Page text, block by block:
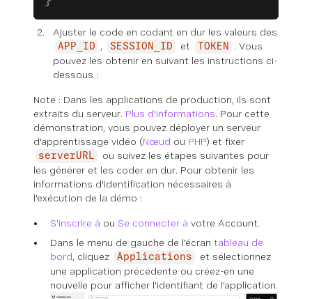
Ajuster le code en codant en dur les valeurs des
APP_ID , SESSION_ID et TOKEN
. Vous
pouvez les obtenir en suivant les instructions ci-
dessous :
Note : Dans les applications de production, ils sont
extraits du serveur. Plus d'informations. Pour cette
démonstration, vous pouvez déployer un serveur
d'apprentissage vidéo (Nœud ou PHP) et fixer
serverURL
ou suivez les étapes suivantes pour
les générer et les coder en dur. Pour obtenir les
informations d'identification nécessaires à
l'exécution de la démo :
S'inscrire à ou Se connecter à votre Account.
Dans le menu de gauche de l'écran tableau de
bord, cliquez Applications
et sélectionnez
une application précédente ou créez-en une
nouvelle pour afficher l'identifiant de l'application.